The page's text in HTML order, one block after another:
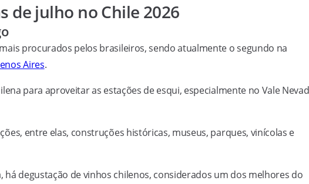
de julho no Chile 2026
procurados pelos brasileiros, sendo atualmente o segundo na
Aires.
para aproveitar as estações de esqui, especialmente no Vale
entre elas, construções históricas, museus, parques, vinícolas e
há degustação de vinhos chilenos, considerados um dos melhores do